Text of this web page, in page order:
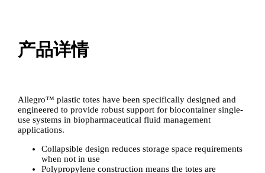
产品详情
Allegro™ plastic totes have been specifically designed and
engineered to provide robust support for biocontainer single-
use systems in biopharmaceutical fluid management
applications.
Collapsible design reduces storage space requirements
when not in use
Polypropylene construction means the totes are